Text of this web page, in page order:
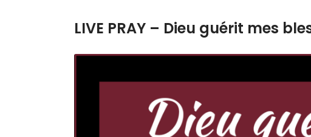
LIVE PRAY – Dieu guérit mes